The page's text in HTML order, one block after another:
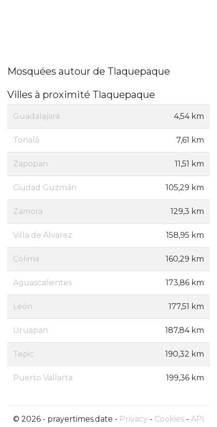
Mosquées autour de Tlaquepaque
Villes à proximité Tlaquepaque
Guadalajara 4,54 km
Tonalá 7,61 km
Zapopan 11,51 km
Ciudad Guzmán 105,29 km
Zamora 129,3 km
Villa de Álvarez 158,95 km
Colima 160,29 km
Aguascalientes 173,86 km
León 177,51 km
Uruapan 187,84 km
Tepic 190,32 km
Puerto Vallarta 199,36 km
© 2026 - prayertimes.date - Privacy- Cookies- API